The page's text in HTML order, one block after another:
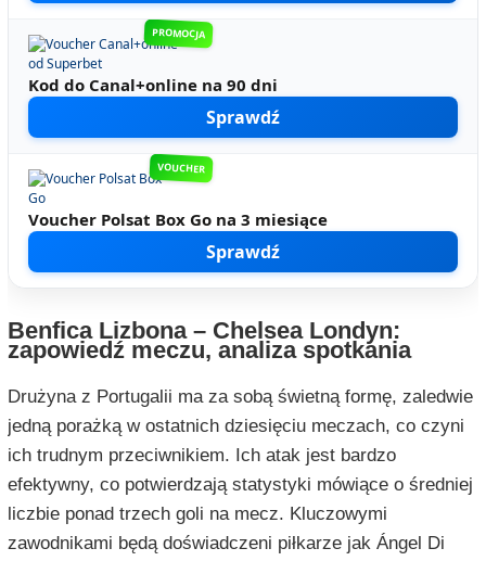
PROMOCJA
Kod do Canal+online na 90 dni
Sprawdź
VOUCHER
Voucher Polsat Box Go na 3 miesiące
Sprawdź
Benfica Lizbona – Chelsea Londyn:
zapowiedź meczu, analiza spotkania
Drużyna z Portugalii ma za sobą świetną formę, zaledwie
jedną porażką w ostatnich dziesięciu meczach, co czyni
ich trudnym przeciwnikiem. Ich atak jest bardzo
efektywny, co potwierdzają statystyki mówiące o średniej
liczbie ponad trzech goli na mecz. Kluczowymi
zawodnikami będą doświadczeni piłkarze jak Ángel Di